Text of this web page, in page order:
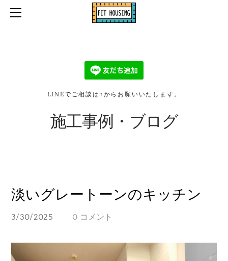
LINEでご相談は↑からお願いいたします。
施工事例・ブログ
淡いグレートーンのキッチン
3/30/2025 0 コメント
ホーム
施工事例・ブログ
会社情報
2026リフォーム補助金